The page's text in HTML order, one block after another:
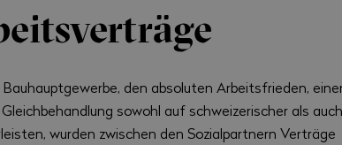
den absoluten Arbeitsfrieden,
sowohl auf schweizerischer als
wurden zwischen den Sozialpartnern Verträge